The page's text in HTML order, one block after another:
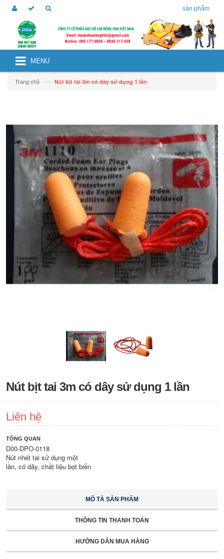
sản phẩm
MENU
Trang chủ —› Nút bịt tai 3m có dây sử dụng 1 lần
Nút bịt tai 3m có dây sử dụng 1 lần
Liên hệ
TỔNG QUAN
D00-DPO-0118
Nút nhét tai sử dụng một
lần, có dây, chất liệu bọt biển
MÔ TẢ SẢN PHẨM
THÔNG TIN THANH TOÁN
HƯỚNG DẪN MUA HÀNG